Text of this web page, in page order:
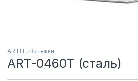
ARTEL, Вытяжки
ART-0460T (сталь)